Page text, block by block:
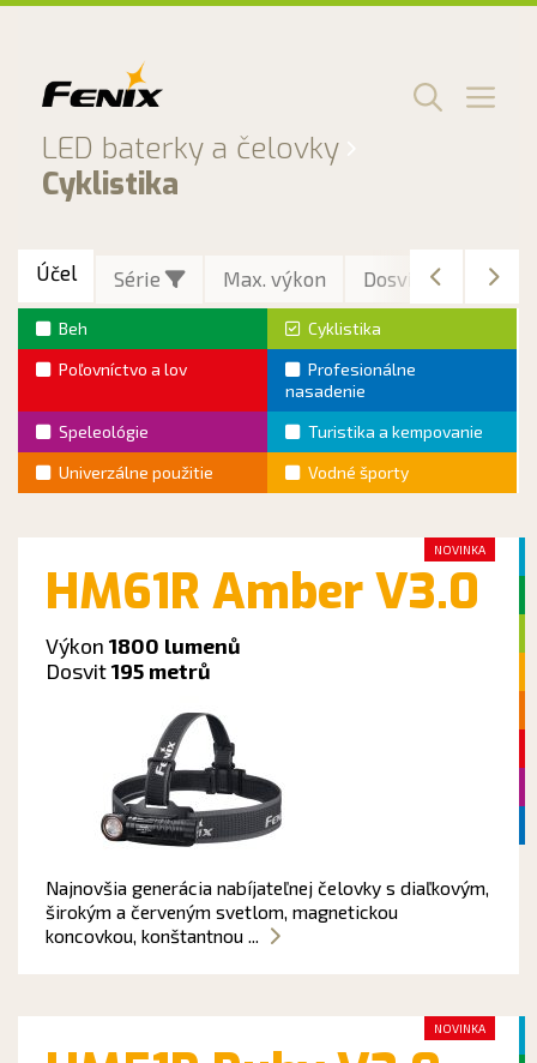
LED baterky a čelovky
Cyklistika
Menu
Účel Série Max. výkon Dosvit Max.
Beh
Cyklistika
Poľovníctvo a lov
Profesionálne
nasadenie
Speleológie
Turistika a kempovanie
Univerzálne použitie
Vodné športy
HM61R Amber V3.0
Výkon 1800 lumenů
Dosvit195 metrů
Najnovšia generácia nabíjateľnej čelovky s diaľkovým,
širokým a červeným svetlom, magnetickou
koncovkou, konštantnou ...
NOVINKA
NOVINKA